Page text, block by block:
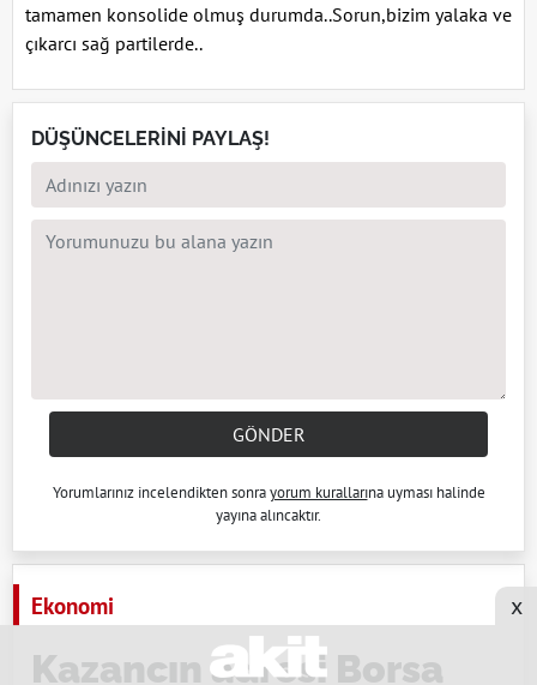
tamamen konsolide olmuş durumda..Sorun,bizim yalaka ve
çıkarcı sağ partilerde..
DÜŞÜNCELERİNİ PAYLAŞ!
GÖNDER
Yorumlarınız incelendikten sonrayorum kurallarına uyması halinde
yayına alıncaktır.
Ekonomi
Kazancın adresi Borsa
x